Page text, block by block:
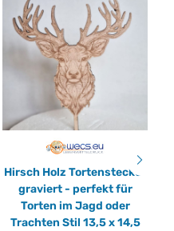
Hirsch Holz Tortenstecker
graviert - perfekt für
Torten im Jagd oder
Trachten Stil 13,5 x 14,5